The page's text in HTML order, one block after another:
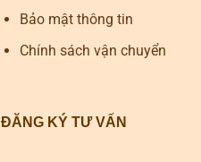
Bảo mật thông tin
Chính sách vận chuyển
ĐĂNG KÝ TƯ VẤN